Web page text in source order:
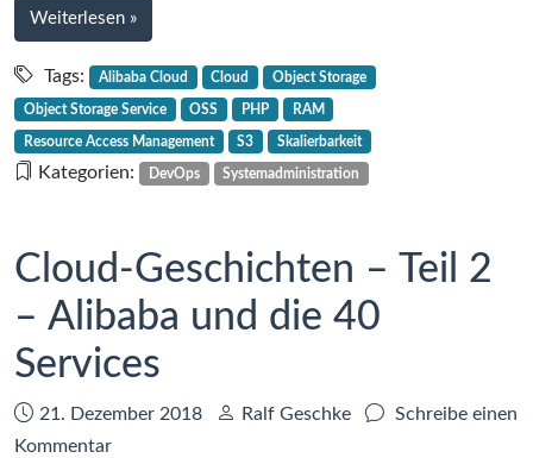
Lagerregal
Weiterlesen bei
Cloud-
Geschichten
–
Teil
schnelle
Lagerregal
»
Tags: Alibaba Cloud Cloud Object Storage
Object Storage Service OSS PHP RAM
Resource Access Management S3 Skalierbarkeit
Kategorien: DevOps Systemadministration
Cloud-Geschichten – Teil 2
– Alibaba und die 40
Services
Datum:
21. Dezember 2018 Autor:
Ralf Geschke
Schreibe einen
Kommentarzu